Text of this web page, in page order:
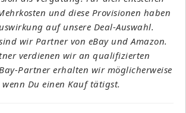
und diese Provisionen haben
auf unsere Deal-Auswahl.
wir Partner von eBay und Amazon.
verdienen wir an qualifizierten
Partner erhalten wir möglicherweise
Du einen Kauf tätigst.